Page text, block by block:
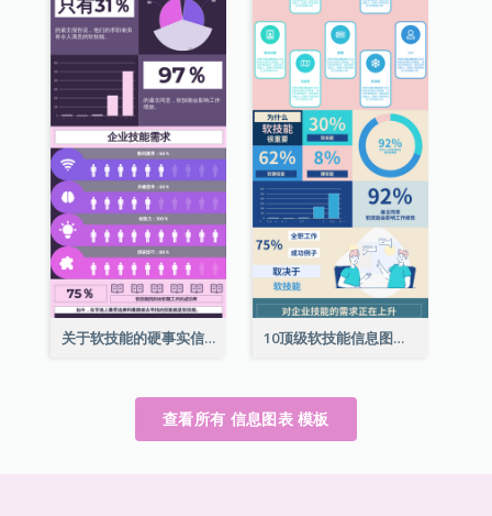
关于软技能的硬事实信息图表 10顶级软技能信息图表
查看所有 信息图表 模板